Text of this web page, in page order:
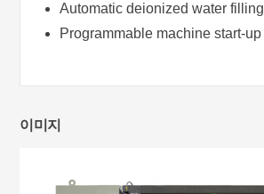
Automatic deionized water filling
Programmable machine start-up
이미지